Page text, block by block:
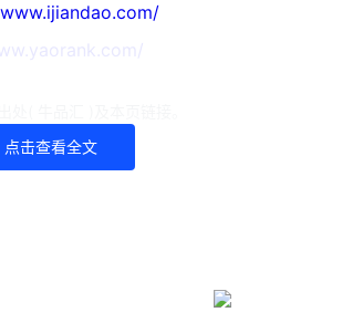
点击查看全文